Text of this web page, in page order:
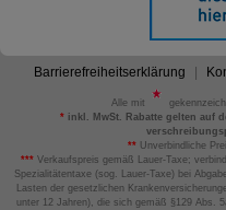
Barrierefreiheitserklärung
Alle mit
*inkl. MwSt. Rabatte gelten auf
** Unverbindliche
*** Verkaufspreis gemäß Lauer-Taxe;
Spezialitätentaxe (sog. Lauer-Taxe) bei
Lasten der gesetzlichen
unter 12 Jahren), die sich gemäß §129 Abs.